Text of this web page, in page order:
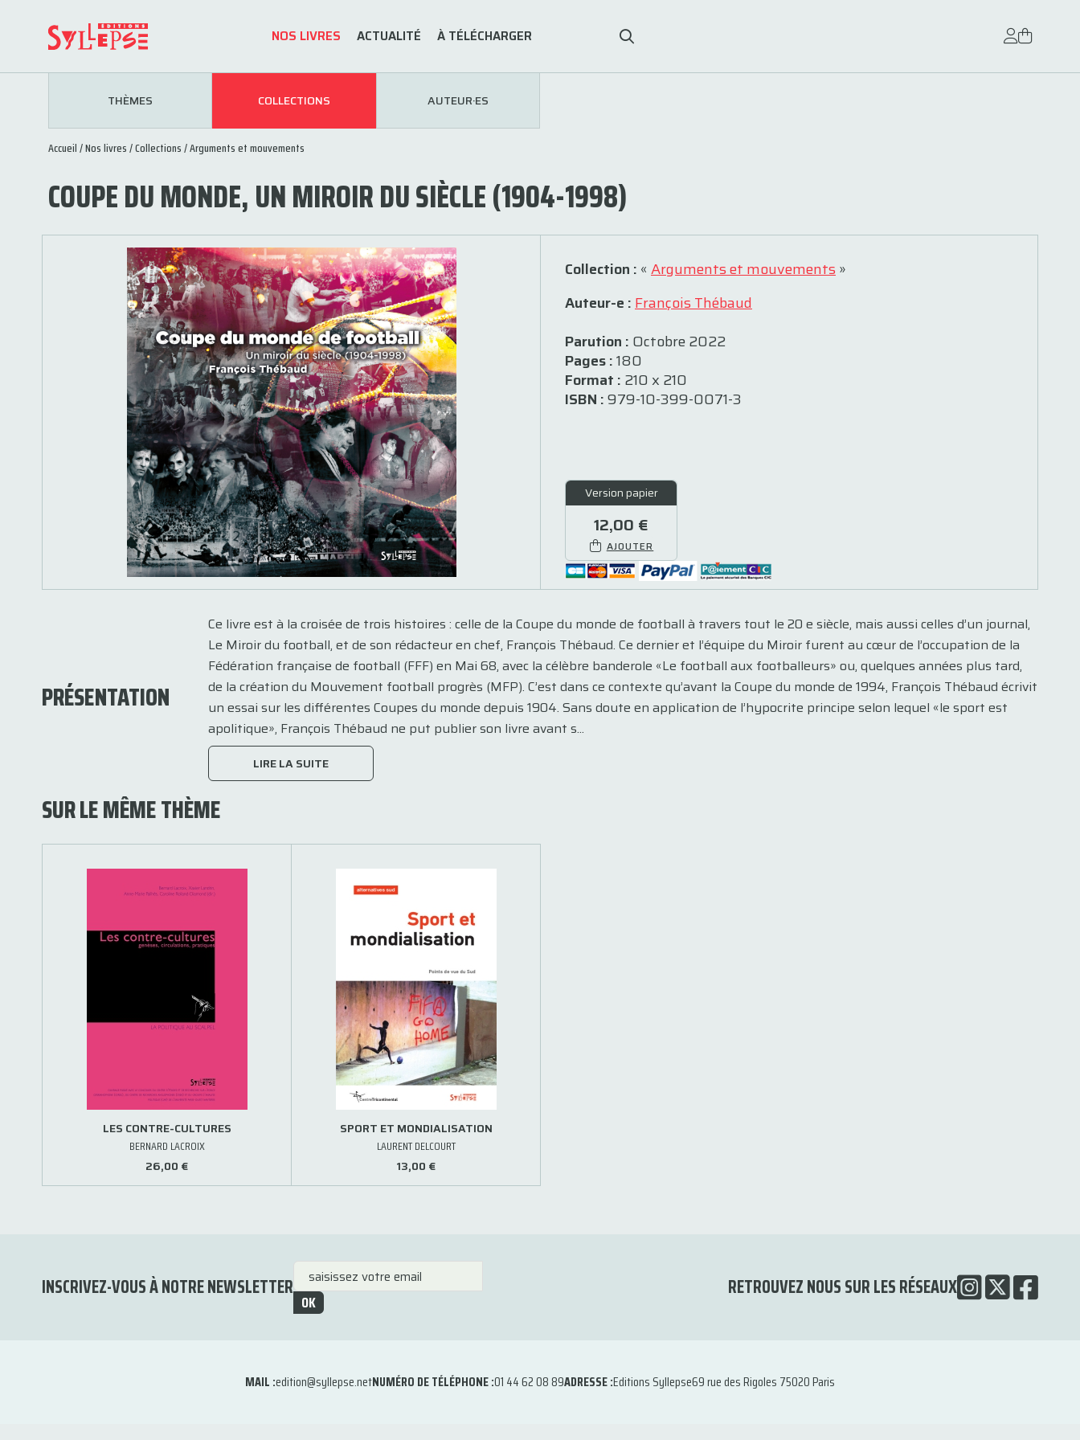
NOS LIVRES ACTUALITÉ À TÉLÉCHARGER
THÈMES COLLECTIONS AUTEUR·ES
Accueil/Nos livres/Collections/Arguments et mouvements
COUPE DU MONDE, UN MIROIR DU SIÈCLE (1904-1998)
Version papier
12,00 €
AJOUTER
Collection : « Arguments et mouvements»
Auteur-e :François Thébaud
Parution : Octobre 2022
Pages :180
Format : 210 x 210
ISBN :979-10-399-0071-3
PRÉSENTATION
Ce livre est à la croisée de trois histoires : celle de la Coupe du monde de football à travers tout le 20 e siècle, mais aussi celles d’un journal,
Le Miroir du football, et de son rédacteur en chef, François Thébaud. Ce dernier et l’équipe du Miroir furent au cœur de l’occupation de la
Fédération française de football (FFF) en Mai 68, avec la célèbre banderole «Le football aux footballeurs» ou, quelques années plus tard,
de la création du Mouvement football progrès (MFP). C’est dans ce contexte qu’avant la Coupe du monde de 1994, François Thébaud écrivit
un essai sur les différentes Coupes du monde depuis 1904. Sans doute en application de l’hypocrite principe selon lequel «le sport est
apolitique», François Thébaud ne put publier son livre avant s...
LIRE LA SUITE
SUR LE MÊME THÈME
LES CONTRE-CULTURES
BERNARD LACROIX
26,00 €
SPORT ET MONDIALISATION
LAURENT DELCOURT
13,00 €
INSCRIVEZ-VOUS À NOTRE NEWSLETTER
OK
RETROUVEZ NOUS SUR LES RÉSEAUX
MAIL :edition@syllepse.netNUMÉRO DE TÉLÉPHONE :01 44 62 08 89ADRESSE :Editions Syllepse69 rue des Rigoles 75020 Paris